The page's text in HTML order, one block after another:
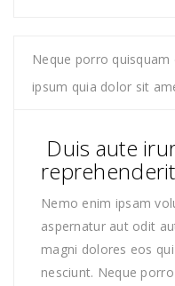
Neque porro
ipsum quia dolor sit
Duis aute
Nemo enim ipsam
aspernatur aut odit
magni dolores eos
nesciunt. Neque